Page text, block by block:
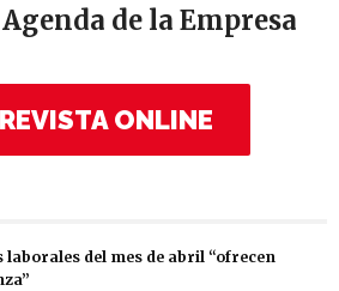
de la Empresa
ONLINE
del mes de abril “ofrecen